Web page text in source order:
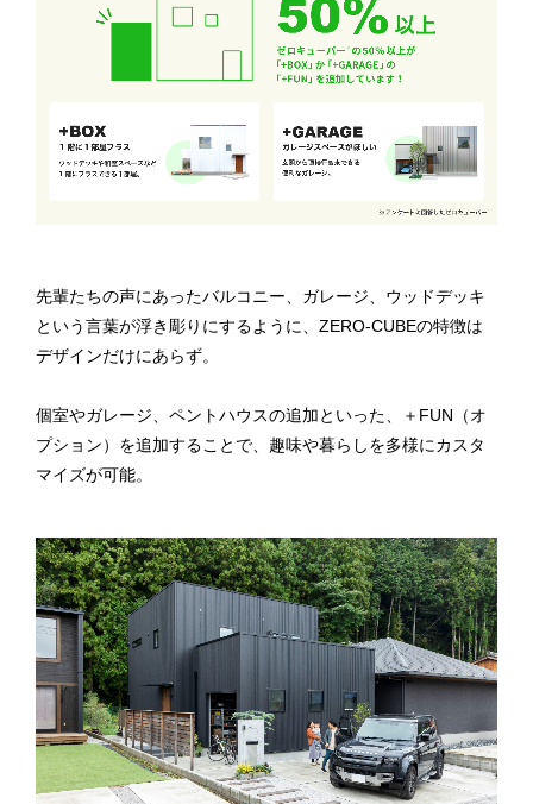
先輩たちの声にあったバルコニー、ガレージ、ウッドデッキ
という言葉が浮き彫りにするように、ZERO-CUBEの特徴は
デザインだけにあらず。
個室やガレージ、ペントハウスの追加といった、＋FUN（オ
プション）を追加することで、趣味や暮らしを多様にカスタ
マイズが可能。